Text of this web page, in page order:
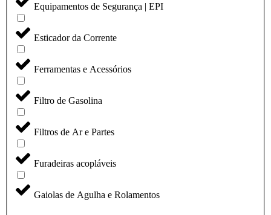
Equipamentos de Segurança | EPI
Esticador da Corrente
Ferramentas e Acessórios
Filtro de Gasolina
Filtros de Ar e Partes
Furadeiras acopláveis
Gaiolas de Agulha e Rolamentos